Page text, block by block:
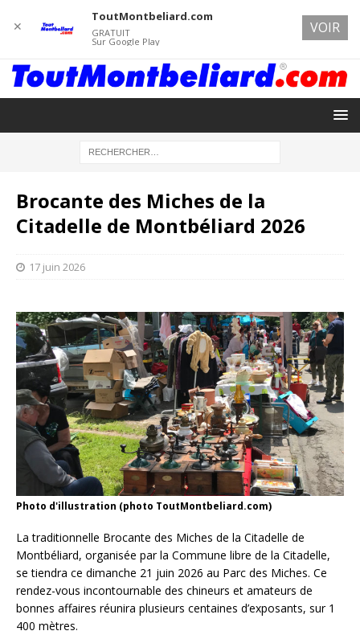
Brocante des Miches de la
Citadelle de Montbéliard 2026
17 juin 2026
Photo d'illustration (photo ToutMontbeliard.com)
La traditionnelle Brocante des Miches de la Citadelle de
Montbéliard, organisée par la Commune libre de la Citadelle,
se tiendra ce dimanche 21 juin 2026 au Parc des Miches. Ce
rendez-vous incontournable des chineurs et amateurs de
bonnes affaires réunira plusieurs centaines d’exposants, sur 1
400 mètres.
✕
ToutMontbeliard.com
GRATUIT
Sur Google Play
VOIR